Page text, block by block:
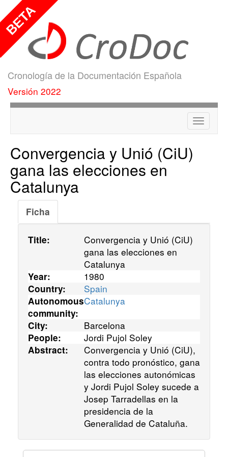
Cronología de la Documentación Española
Versión 2022
Menú
Convergencia y Unió (CiU)
gana las elecciones en
Catalunya
Ficha
Title:
Convergencia y Unió (CiU)
gana las elecciones en
Catalunya
Year: 1980
Country: Spain
Autonomous
community:
Catalunya
City: Barcelona
People: Jordi Pujol Soley
Abstract:
Convergencia y Unió (CiU),
contra todo pronóstico, gana
las elecciones autonómicas
y Jordi Pujol Soley sucede a
Josep Tarradellas en la
presidencia de la
Generalidad de Cataluña.